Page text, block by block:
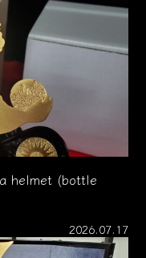
helmet (bottle
2026.07.17